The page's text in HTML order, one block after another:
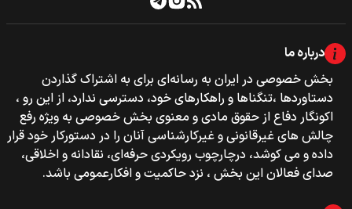
درباره ما
بخش خصوصی‌‌ در ایران به رسانه‌ای برای به اشتراک گذاردن
دستاوردها ،تنگناها و راهکارهای خود، دسترسی ندارد، از این رو ،
اکونگار دفاع از حقوق مادی و معنوی بخش خصوصی به ویژه رفع
چالش های غیرقانونی و غیرکارشناسی آنان را در دستورکار خود قرار
داده و می کوشد، درچارچوب رویکردی حرفه‌ای، نقادانه و اخلاقی،
صدای فعالان این بخش ، نزد حاکمیت و افکارعمومی باشد.